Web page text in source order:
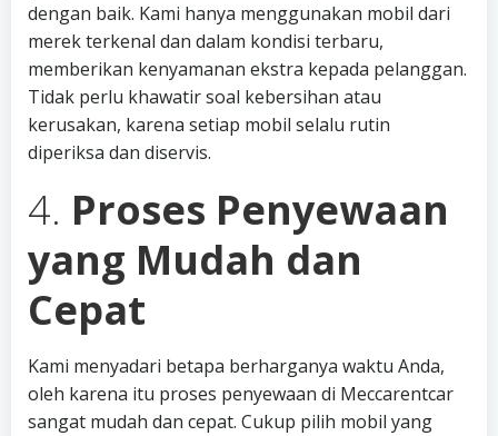
dengan baik. Kami hanya menggunakan mobil dari
merek terkenal dan dalam kondisi terbaru,
memberikan kenyamanan ekstra kepada pelanggan.
Tidak perlu khawatir soal kebersihan atau
kerusakan, karena setiap mobil selalu rutin
diperiksa dan diservis.
4. Proses Penyewaan
yang Mudah dan
Cepat
Kami menyadari betapa berharganya waktu Anda,
oleh karena itu proses penyewaan di Meccarentcar
sangat mudah dan cepat. Cukup pilih mobil yang